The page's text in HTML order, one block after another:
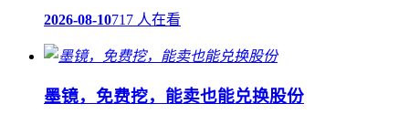
2026-08-10717 人在看
墨镜，免费挖，能卖也能兑换股份